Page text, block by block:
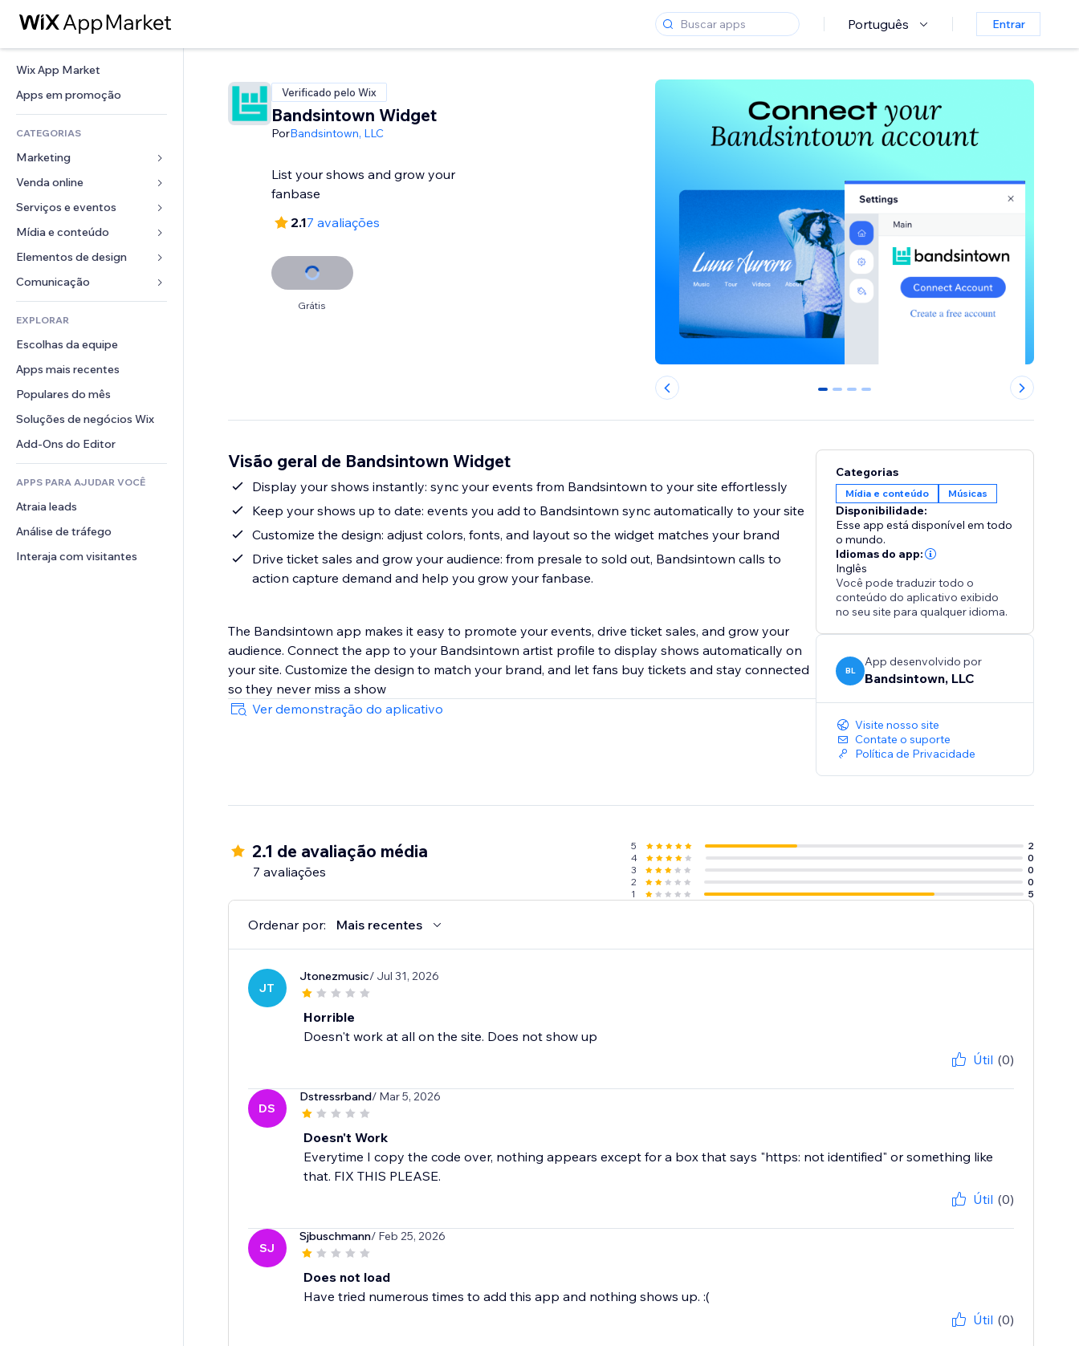
Português Entrar
Wix App Market
Apps em promoção
CATEGORIAS
Marketing
Anúncios
Mobile
Análises
Listas do site
Email
Venda online
Apps para lojas
Frete e entrega
Botões de venda
Contabilidade
Cupons e fidelidade
Soluções de armazenamento
Serviços e eventos
Hotéis
Eventos
Restaurantes
Imobiliária
Meus agendamentos
Mídia e conteúdo
Galeria
Músicas
Podcasts
Fotografia
Vídeo
PDF
Compartilhamento de arquivos
Notícias
Elementos de design
Mapas e navegação
Privacidade e segurança
Relógio
Templates de página
Efeitos de imagem
Botões e menus
Banners e selos
Calculadoras
Busca
Previsão do tempo
Tabelas e gráficos
Formulários
Enquetes
Chat
Comentários
Telefone
Comunidade
Avaliações e depoimentos
CRM
EXPLORAR
Escolhas da equipe
Apps mais recentes
Populares do mês
Soluções de negócios Wix
Add-Ons do Editor
APPS PARA AJUDAR VOCÊ
Atraia leads
Análise de tráfego
Interaja com visitantes
Verificado pelo Wix
Bandsintown Widget
PorBandsintown, LLC
List your shows and grow your
fanbase
2.17 avaliações
Grátis
0 1 2 3
Visão geral de Bandsintown Widget
Display your shows instantly: sync your events from Bandsintown to your site effortlessly
Keep your shows up to date: events you add to Bandsintown sync automatically to your site
Customize the design: adjust colors, fonts, and layout so the widget matches your brand
Drive ticket sales and grow your audience: from presale to sold out, Bandsintown calls to
action capture demand and help you grow your fanbase.
The Bandsintown app makes it easy to promote your events, drive ticket sales, and grow your
audience. Connect the app to your Bandsintown artist profile to display shows automatically on
your site. Customize the design to match your brand, and let fans buy tickets and stay connected
so they never miss a show
Ver demonstração do aplicativo
Categorias
Mídia e conteúdo Músicas
Disponibilidade:
Esse app está disponível em todo
o mundo.
Idiomas do app:
Inglês
Você pode traduzir todo o
conteúdo do aplicativo exibido
no seu site para qualquer idioma.
BL
App desenvolvido por
Bandsintown, LLC
Visite nosso site
Contate o suporte
Política de Privacidade
2.1 de avaliação média
7 avaliações
5
2
4
0
3
0
2
0
1
5
Ordenar por: Mais recentes
JT
Jtonezmusic/ Jul 31, 2026
Horrible
Doesn't work at all on the site. Does not show up
Útil (0)
DS
Dstressrband/ Mar 5, 2026
Doesn't Work
Everytime I copy the code over, nothing appears except for a box that says "https: not identified" or something like
that. FIX THIS PLEASE.
Útil (0)
SJ
Sjbuschmann/ Feb 25, 2026
Does not load
Have tried numerous times to add this app and nothing shows up. :(
Útil (0)